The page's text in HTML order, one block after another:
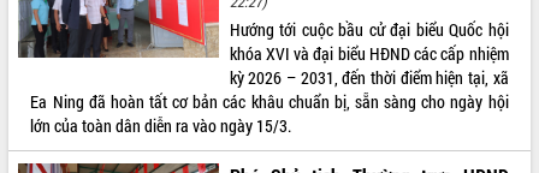
Hướng tới cuộc bầu cử đại biểu Quốc hội
khóa XVI và đại biểu HĐND các cấp nhiệm
kỳ 2026 – 2031, đến thời điểm hiện tại, xã
Ea Ning đã hoàn tất cơ bản các khâu chuẩn bị, sẵn sàng cho ngày hội
lớn của toàn dân diễn ra vào ngày 15/3.